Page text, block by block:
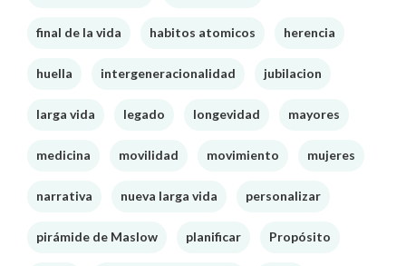
final de la vida habitos atomicos herencia
huella intergeneracionalidad jubilacion
larga vida legado longevidad mayores
medicina movilidad movimiento mujeres
narrativa nueva larga vida personalizar
pirámide de Maslow planificar Propósito